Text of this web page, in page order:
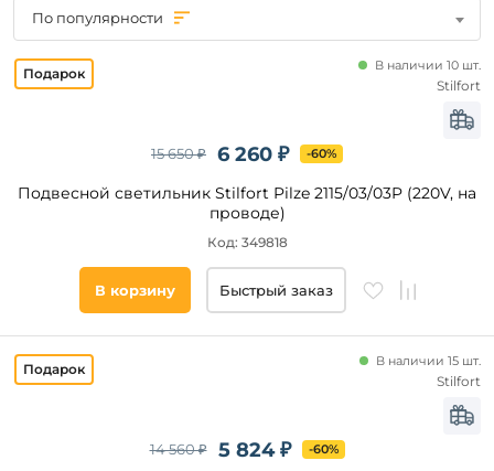
Бренд
Цвет
Цвет
основания
Стиль
По популярности
6 260 ₽
15 650 ₽ -60%
Подвесной светильник Stilfort Pilze 2115/03/03P (220V, на
проводе)
В наличии 10 шт.
Код: 349818
Stilfort
В корзину Быстрый заказ
5 824 ₽
14 560 ₽ -60%
В наличии 15 шт.
Stilfort